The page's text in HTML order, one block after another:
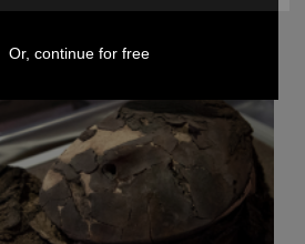
Or, continue for free